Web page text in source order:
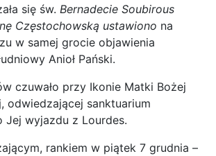
się św. Bernadecie Soubirous
Częstochowską ustawiono na
w samej grocie objawienia
Anioł Pański.
czuwało przy Ikonie Matki Bożej
odwiedzającej sanktuarium
Jej wyjazdu z Lourdes.
rankiem w piątek 7 grudnia –